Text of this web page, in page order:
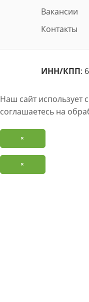
Вакансии
Контакты
ИНН/КПП:
Наш сайт использует
соглашаетесь на
×
×